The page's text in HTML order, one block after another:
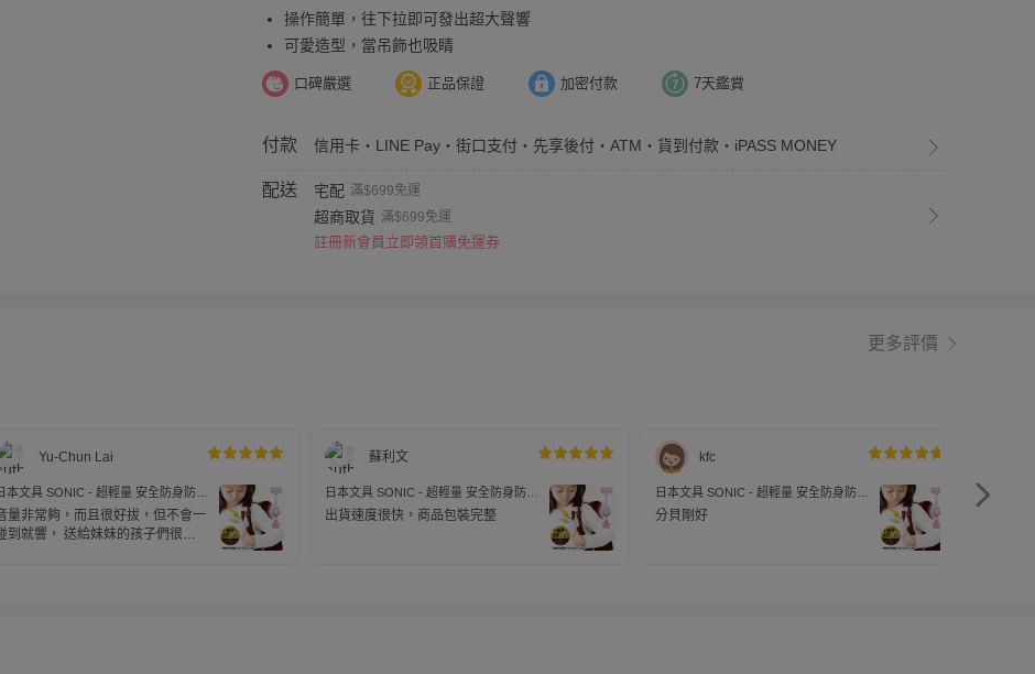
操作簡單，往下拉即可發出超大聲響
可愛造型，當吊飾也吸睛
口碑嚴選 正品保證 加密付款 7天鑑賞
付款 信用卡・LINE Pay・街口支付・先享後付・ATM・貨到付款・iPASS MONEY
配送 宅配 滿$699免運
超商取貨 滿$699免運
註冊新會員立即領首購免運券
更多評價
Yu-Chun Lai
本文具 SONIC - 超輕量 安全防身防狼
報器 91分貝 (附背帶固定條)-蝴蝶結-
紫
量非常夠，而且很好拔，但不會一
到就響， 送給妹妹的孩子們很喜
蘇利文
日本文具 SONIC - 超輕量 安全防身防狼
警報器 91分貝 (附背帶固定條)-蝴蝶結-
粉紫
出貨速度很快，商品包裝完整
kfc
日本文具 SONIC - 超輕量 安全防身防狼
警報器 91分貝 (附背帶固定條)-蝴蝶結-
粉紫
分貝剛好
日本文